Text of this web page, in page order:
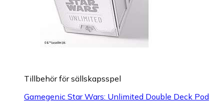
Tillbehör för sällskapsspel
Gamegenic Star Wars: Unlimited Double Deck Pod